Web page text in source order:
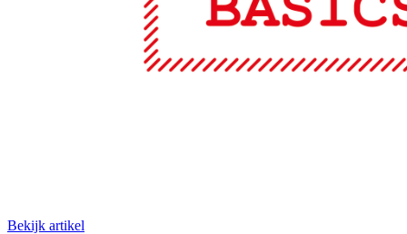
Bekijk artikel